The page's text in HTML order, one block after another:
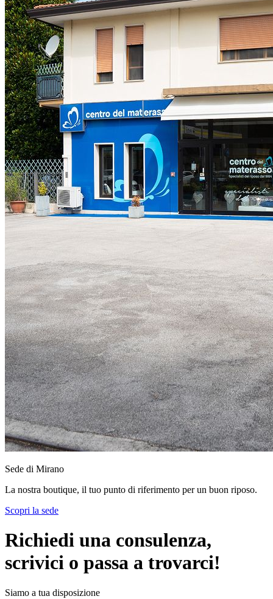
Sede di Mirano
La nostra boutique, il tuo punto di riferimento per un buon riposo.
Scopri la sede
Richiedi una consulenza,
scrivici o passa a trovarci!
Siamo a tua disposizione